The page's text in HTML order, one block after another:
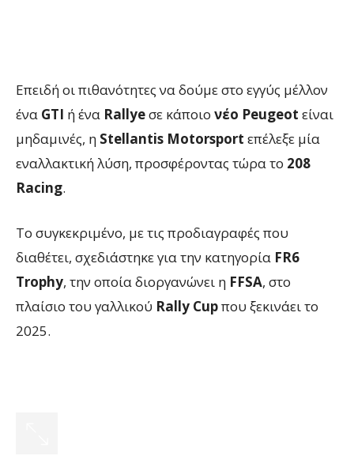
Επειδή οι πιθανότητες να δούμε στο εγγύς μέλλον
ένα GTI ή ένα Rallyeσε κάποιο νέο Peugeot είναι
μηδαμινές, η Stellantis Motorsport επέλεξε μία
εναλλακτική λύση, προσφέροντας τώρα το 208
Racing.
Το συγκεκριμένο, με τις προδιαγραφές που
διαθέτει, σχεδιάστηκε για την κατηγορία FR6
Trophy, την οποία διοργανώνει η FFSA, στο
πλαίσιο του γαλλικού Rally Cupπου ξεκινάει το
2025.